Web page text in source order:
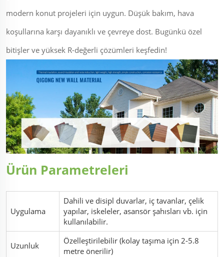
modern konut projeleri için uygun. Düşük bakım, hava
koşullarına karşı dayanıklı ve çevreye dost. Bugünkü özel
bitişler ve yüksek R-değerli çözümleri keşfedin!
Ürün Parametreleri
Uygulama
Dahili ve disipl duvarlar, iç tavanlar, çelik
yapılar, iskeleler, asansör şahısları vb. için
kullanılabilir.
Uzunluk
Özelleştirilebilir (kolay taşıma için 2-5.8
metre önerilir)